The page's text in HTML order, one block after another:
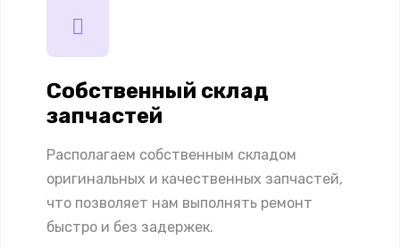
Собственный склад
запчастей
Располагаем собственным складом
оригинальных и качественных запчастей,
что позволяет нам выполнять ремонт
быстро и без задержек.